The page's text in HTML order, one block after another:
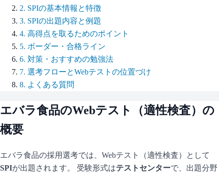
2. SPIの基本情報と特徴
3. SPIの出題内容と例題
4. 高得点を取るためのポイント
5. ボーダー・合格ライン
6. 対策・おすすめの勉強法
7. 選考フローとWebテストの位置づけ
8. よくある質問
エバラ食品のWebテスト（適性検査）の
概要
エバラ食品の採用選考では、Webテスト（適性検査）として
SPIが出題されます。 受験形式はテストセンターで、 出題分野